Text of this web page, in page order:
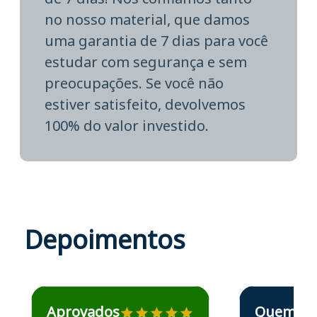
no nosso material, que damos
uma garantia de 7 dias para você
estudar com segurança e sem
preocupações. Se você não
estiver satisfeito, devolvemos
100% do valor investido.
Depoimentos
Estudante José recomenda o Aprova Concursos em
Aprovados
Estudante Elais
Quem